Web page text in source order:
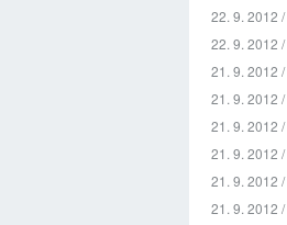
22. 9. 2012 /
22. 9. 2012 /
21. 9. 2012 /
21. 9. 2012 /
21. 9. 2012 /
21. 9. 2012 /
21. 9. 2012 /
21. 9. 2012 /